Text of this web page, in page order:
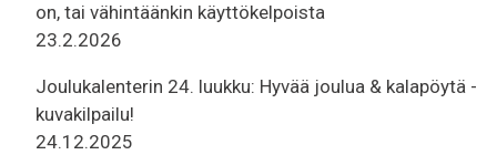
on, tai vähintäänkin käyttökelpoista
23.2.2026
Joulukalenterin 24. luukku: Hyvää joulua & kalapöytä -
kuvakilpailu!
24.12.2025